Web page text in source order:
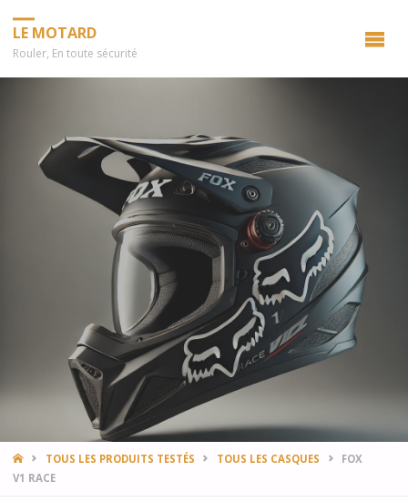
LE MOTARD
Rouler, En toute sécurité
HOMETOUS LES PRODUITS TESTÉS TOUS LES CASQUES
FOX
V1 RACE